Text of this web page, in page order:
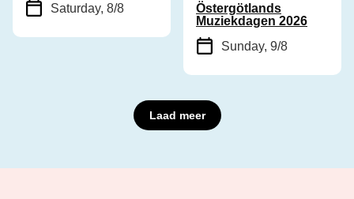
Saturday, 8/8
Östergötlands
Muziekdagen 2026
Sunday, 9/8
Laad meer